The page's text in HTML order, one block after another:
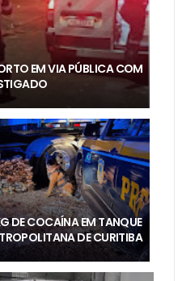
EM VIA PÚBLICA COM
DE COCAÍNA EM TANQUE
DE CURITIBA